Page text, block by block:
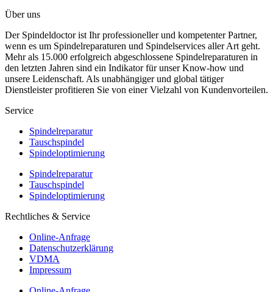
Über uns
Der Spindeldoctor ist Ihr professioneller und kompetenter Partner,
wenn es um Spindelreparaturen und Spindelservices aller Art geht.
Mehr als 15.000 erfolgreich abgeschlossene Spindelreparaturen in
den letzten Jahren sind ein Indikator für unser Know-how und
unsere Leidenschaft. Als unabhängiger und global tätiger
Dienstleister profitieren Sie von einer Vielzahl von Kundenvorteilen.
Service
Spindelreparatur
Tauschspindel
Spindeloptimierung
Spindelreparatur
Tauschspindel
Spindeloptimierung
Rechtliches & Service
Online-Anfrage
Datenschutzerklärung
VDMA
Impressum